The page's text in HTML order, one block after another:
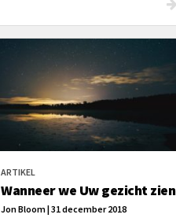
ARTIKEL
Wanneer we Uw gezicht zien
Jon Bloom | 31 december 2018